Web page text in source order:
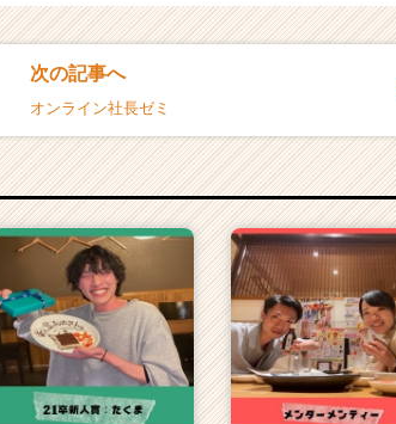
次の記事へ
オンライン社長ゼミ